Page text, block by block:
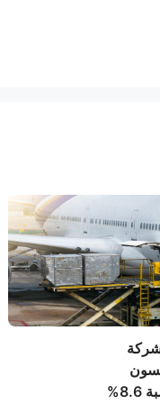
(CHRW) بنسبة 8.6%